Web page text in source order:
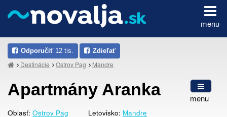
menu
Odporučiť12 tis. Zdieľať
Destinácie Ostrov Pag Mandre
menu
Apartmány Aranka
Oblasť: Ostrov Pag Letovisko: Mandre